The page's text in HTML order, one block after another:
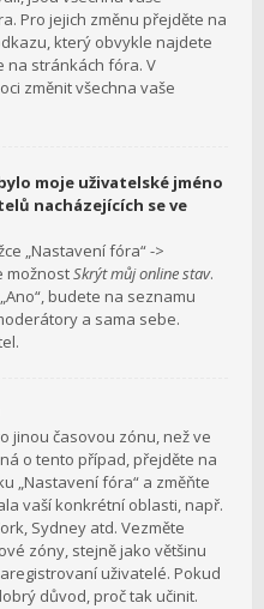
Pro jejich změnu přejděte na
který obvykle najdete
na stránkách fóra. V
změnit všechna vaše
moje uživatelské jméno
nacházejících se ve
„Nastavení fóra“ ->
možnostSkrýt můj online stav.
budete na seznamu
a sama sebe.
jinou časovou zónu, než ve
o tento případ, přejděte na
„Nastavení fóra“ a změňte
vaší konkrétní oblasti, např.
Sydney atd. Vezměte
zóny, stejně jako většinu
uživatelé. Pokud
důvod, proč tak učinit.